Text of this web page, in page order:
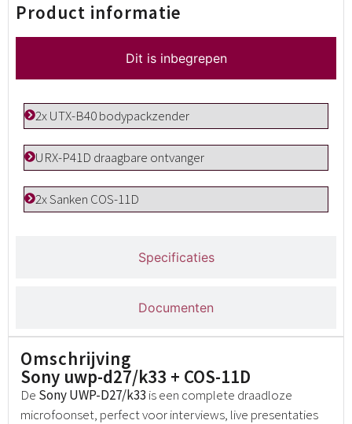
Omschrijving
Sony uwp-d27/k33 + COS-11D
De Sony UWP-D27/k33 is een complete draadloze
microfoonset, perfect voor interviews, live presentaties
Product informatie
Dit is inbegrepen
Specificaties
Documenten
2x UTX-B40 bodypackzender
URX-P41D draagbare ontvanger
2x Sanken COS-11D